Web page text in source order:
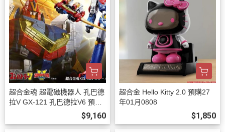
超合金魂 超電磁機器人 孔巴德
拉V GX-121 孔巴德拉V6 預購2
$9,160
超合金 Hello Kitty 2.0 預購27
年01月0808
$1,850